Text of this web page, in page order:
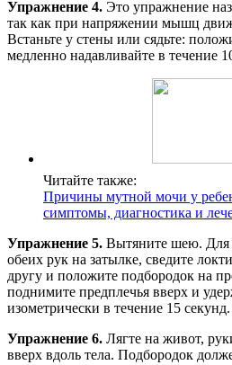
Упражнение 4. Это упражнение
так как при напряжении мышц
Встаньте у стены или сядьте:
медленно надавливайте в течение
Читайте также:
Причины мутной мочи у
симптомы, диагностика и
Упражнение 5. Вытяните шею. Для
обеих рук на затылке, сведите
другу и положите подбородок на
поднимите предплечья вверх и
изометрически в течение 15
Упражнение 6. Лягте на живот,
вверх вдоль тела. Подбородок